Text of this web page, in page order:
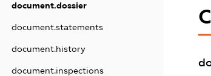
document.dossier
document.statements
document.history
document.inspections